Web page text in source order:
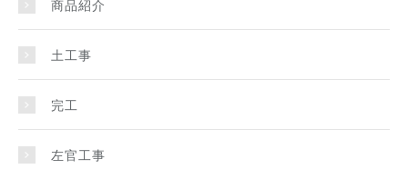
商品紹介
土工事
完工
左官工事